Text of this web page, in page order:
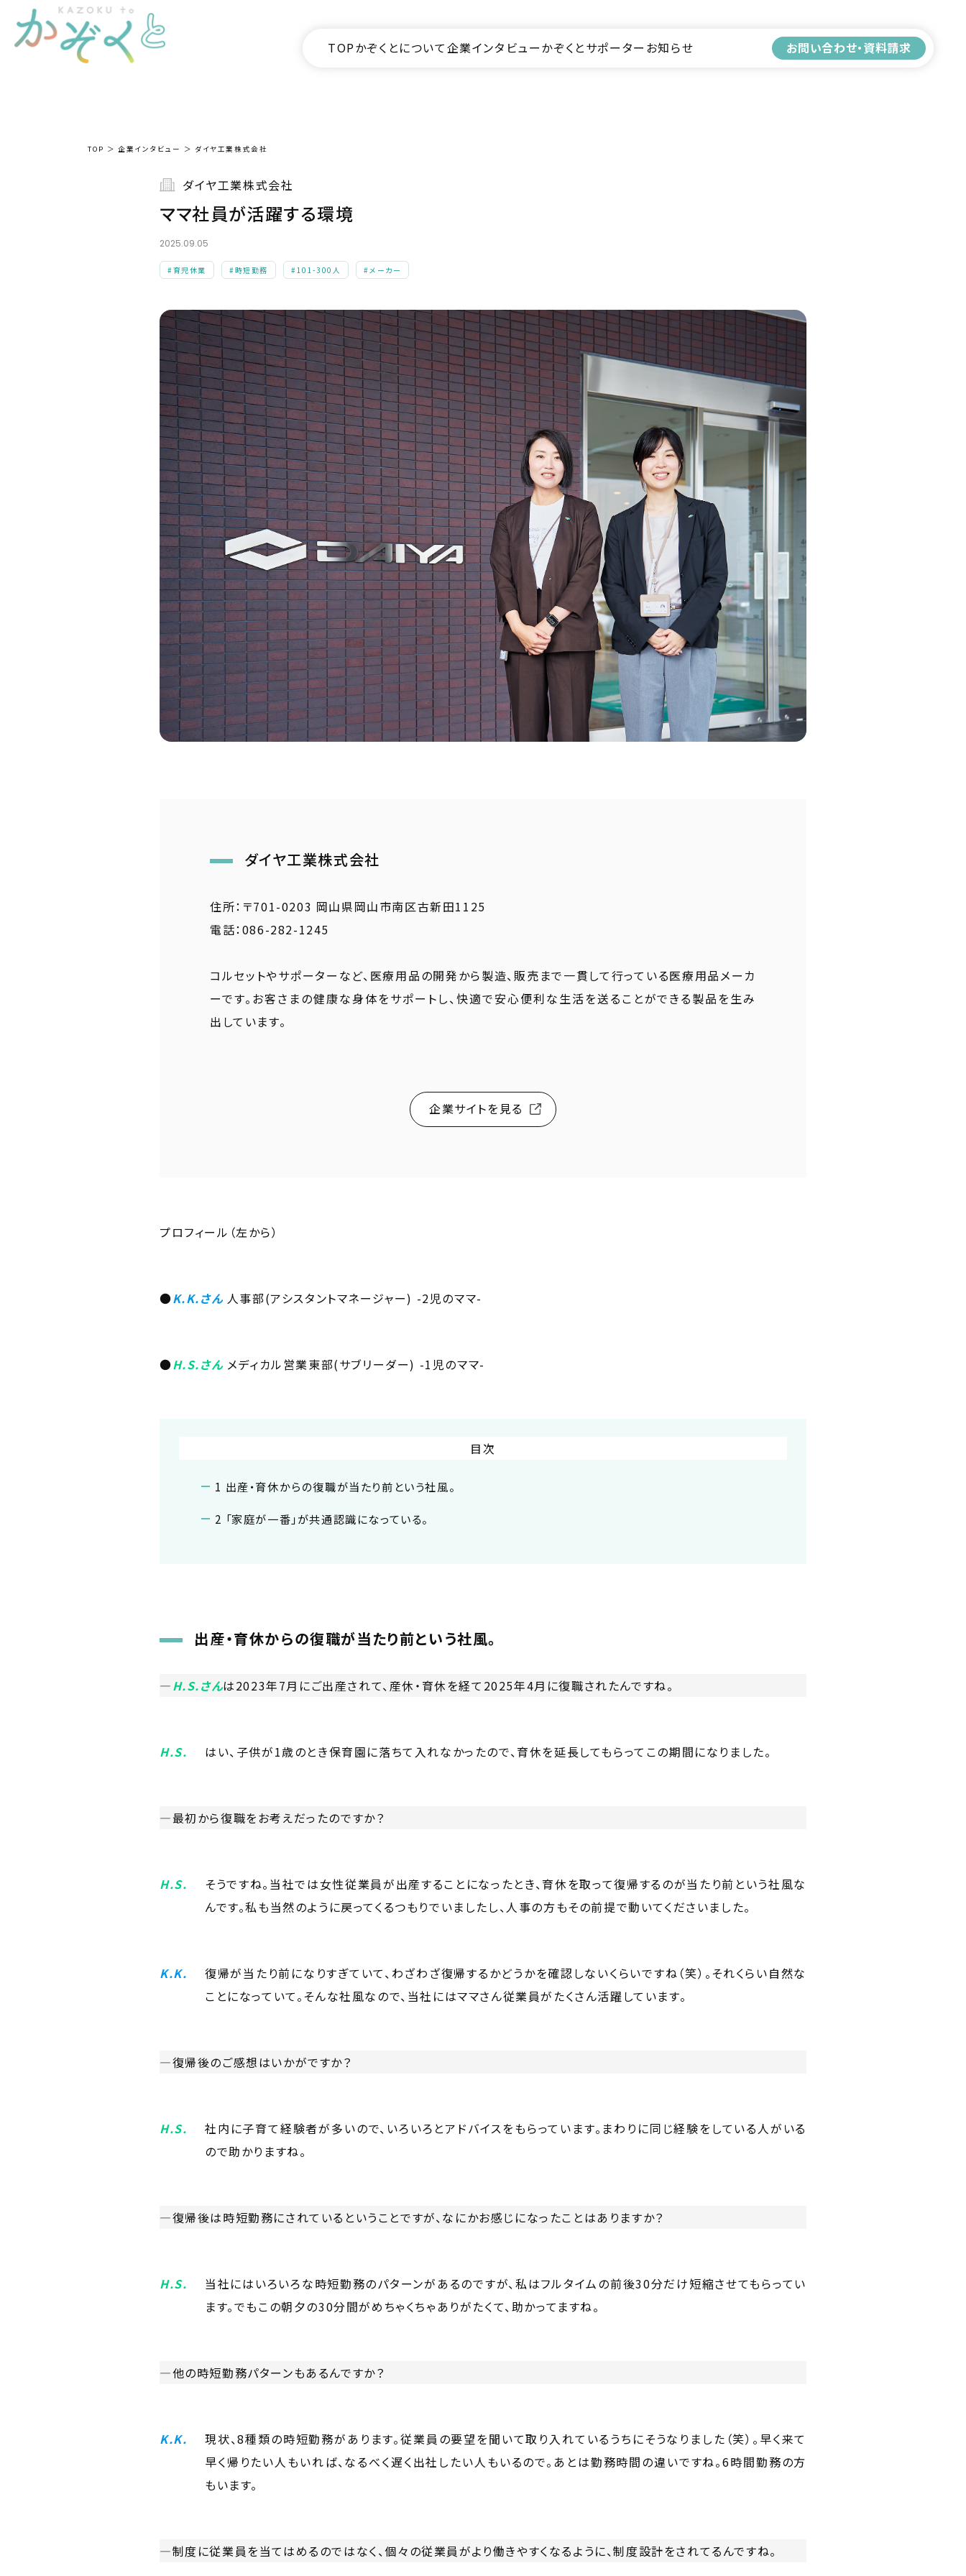
TOPかぞくとについて企業インタビューかぞくとサポーター お知らせ お問い合わせ・資料請求
TOP 企業インタビュー ダイヤ工業株式会社
ダイヤ工業株式会社
ママ社員が活躍する環境
2025.09.05
#育児休業 #時短勤務 #101-300人 #メーカー
ダイヤ工業株式会社
住所：〒701-0203 岡山県岡山市南区古新田1125
電話：086-282-1245
コルセットやサポーターなど、医療用品の開発から製造、販売まで一貫して行っている医療用品メーカ
ーです。お客さまの健康な身体をサポートし、快適で安心便利な生活を送ることができる製品を生み
出しています。
企業サイトを見る
プロフィール（左から）
●K.K.さん人事部(アシスタントマネージャー) -2児のママ-
●H.S.さんメディカル営業東部(サブリーダー) -1児のママ-
目次
1 出産・育休からの復職が当たり前という社風。
2 「家庭が一番」が共通認識になっている。
出産・育休からの復職が当たり前という社風。
―H.S.さんは2023年7月にご出産されて、産休・育休を経て2025年4月に復職されたんですね。
H.S. はい、子供が1歳のとき保育園に落ちて入れなかったので、育休を延長してもらってこの期間になりました。
―最初から復職をお考えだったのですか？
H.S.
そうですね。当社では女性従業員が出産することになったとき、育休を取って復帰するのが当たり前という社風な
んです。私も当然のように戻ってくるつもりでいましたし、人事の方もその前提で動いてくださいました。
K.K.
復帰が当たり前になりすぎていて、わざわざ復帰するかどうかを確認しないくらいですね（笑）。それくらい自然な
ことになっていて。そんな社風なので、当社にはママさん従業員がたくさん活躍しています。
―復帰後のご感想はいかがですか？
H.S.
社内に子育て経験者が多いので、いろいろとアドバイスをもらっています。まわりに同じ経験をしている人がいる
ので助かりますね。
―復帰後は時短勤務にされているということですが、なにかお感じになったことはありますか？
H.S.
当社にはいろいろな時短勤務のパターンがあるのですが、私はフルタイムの前後30分だけ短縮させてもらってい
ます。でもこの朝夕の30分間がめちゃくちゃありがたくて、助かってますね。
―他の時短勤務パターンもあるんですか？
K.K.
現状、8種類の時短勤務があります。従業員の要望を聞いて取り入れているうちにそうなりました（笑）。早く来て
早く帰りたい人もいれば、なるべく遅く出社したい人もいるので。あとは勤務時間の違いですね。6時間勤務の方
もいます。
―制度に従業員を当てはめるのではなく、個々の従業員がより働きやすくなるように、制度設計をされてるんですね。